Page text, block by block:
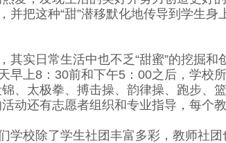
并把这种“甜”潜移默化地传导到学生身
实日常生活中也不乏“甜蜜”的挖掘和
上8：30前和下午5：00之后，学校
、太极拳、搏击操、韵律操、跑步、
动还有志愿者组织和专业指导，每个
校除了学生社团丰富多彩，教师社团